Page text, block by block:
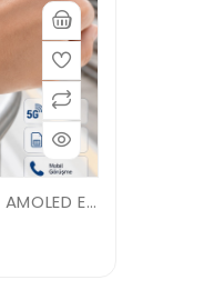
5G Android Akıllı Saat AMOLED Ekran SIM Kart Destekli Kameralı